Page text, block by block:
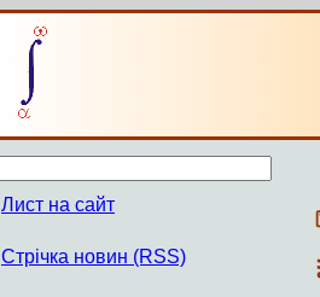
Лист на сайт
Стрічка новин (RSS)